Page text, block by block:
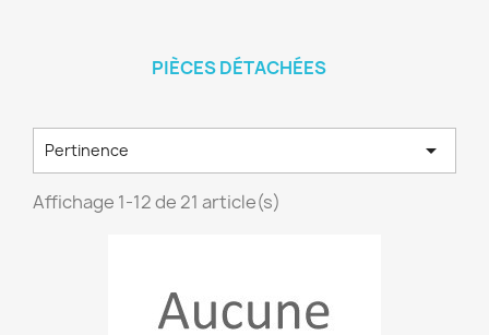
PIÈCES DÉTACHÉES
Pertinence 
Affichage 1-12 de 21 article(s)